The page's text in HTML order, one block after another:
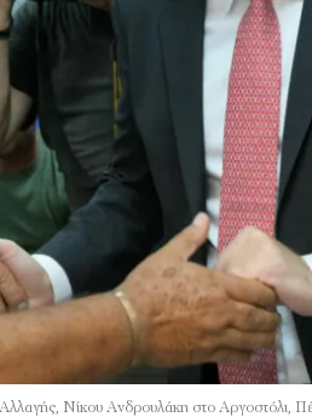
Αλλαγής, Νίκου Ανδρουλάκη στο